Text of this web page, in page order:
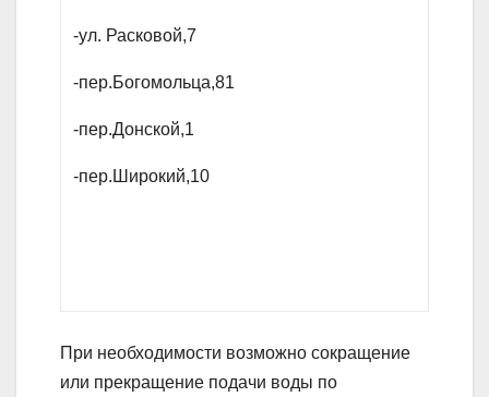
-ул. Расковой,7
-пер.Богомольца,81
-пер.Донской,1
-пер.Широкий,10
При необходимости возможно сокращение
или прекращение подачи воды по